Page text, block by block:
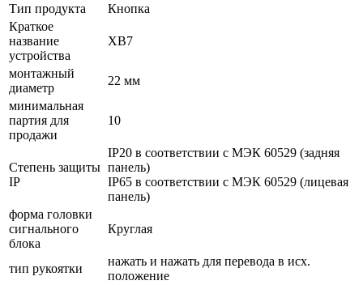
Тип продукта
Кнопка
Краткое
название
устройства
XB7
монтажный
диаметр
22 мм
минимальная
партия для
продажи
10
Степень защиты
IP
IP20 в соответствии с МЭК 60529 (задняя
панель)
IP65 в соответствии с МЭК 60529 (лицевая
панель)
форма головки
сигнального
блока
Круглая
тип рукоятки
нажать и нажать для перевода в исх.
положение